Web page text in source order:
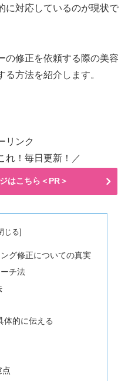
に対応しているのが現状で
の修正を依頼する際の美容
方法を紹介します。
リンク
れ！毎日更新！／
はこちら＜PR＞
グ修正についての真実
チ法
体的に伝える
点